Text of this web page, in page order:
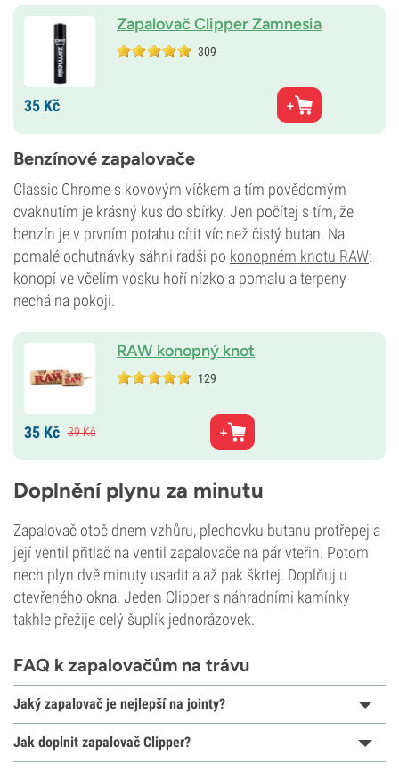
Zapalovač Clipper Zamnesia
309
35 Kč
Benzínové zapalovače
Classic Chrome s kovovým víčkem a tím povědomým
cvaknutím je krásný kus do sbírky. Jen počítej s tím, že
benzín je v prvním potahu cítit víc než čistý butan. Na
pomalé ochutnávky sáhni radši po konopném knotu RAW:
konopí ve včelím vosku hoří nízko a pomalu a terpeny
nechá na pokoji.
RAW konopný knot
129
35 Kč 39Kč
Doplnění plynu za minutu
Zapalovač otoč dnem vzhůru, plechovku butanu protřepej a
její ventil přitlač na ventil zapalovače na pár vteřin. Potom
nech plyn dvě minuty usadit a až pak škrtej. Doplňuj u
otevřeného okna. Jeden Clipper s náhradními kamínky
takhle přežije celý šuplík jednorázovek.
FAQ k zapalovačům na trávu
Jaký zapalovač je nejlepší na jointy?
Jak doplnit zapalovač Clipper?